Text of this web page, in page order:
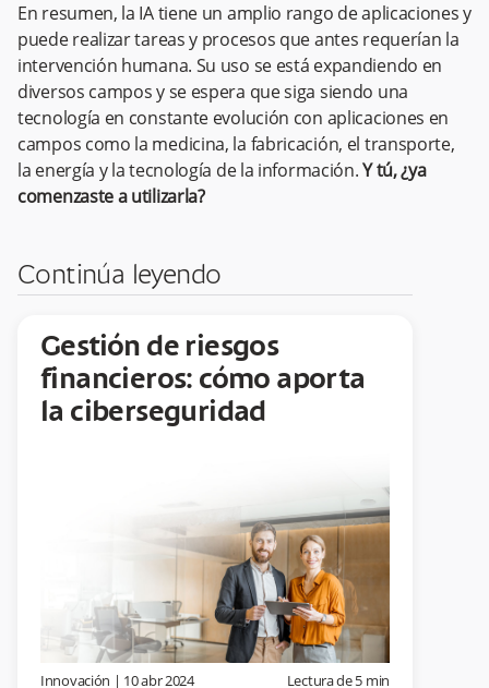
En resumen, la IA tiene un amplio rango de aplicaciones y
puede realizar tareas y procesos que antes requerían la
intervención humana. Su uso se está expandiendo en
diversos campos y se espera que siga siendo una
tecnología en constante evolución con aplicaciones en
campos como la medicina, la fabricación, el transporte,
la energía y la tecnología de la información.Y tú, ¿ya
comenzaste a utilizarla?
Continúa leyendo
Gestión de riesgos
financieros: cómo aporta
la ciberseguridad
Innovación | 10 abr 2024 Lectura de5 min